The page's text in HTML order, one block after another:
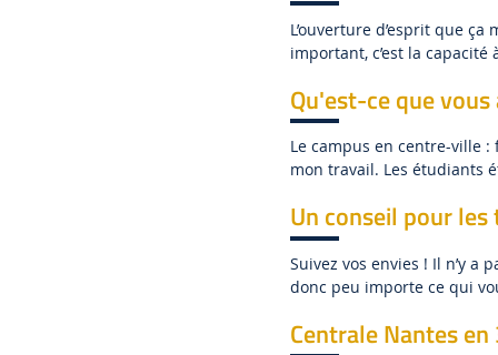
L’ouverture d’esprit que
important, c’est la
Qu'est-ce que
Le campus en centre-ville
mon travail. Les étudiants
Un conseil pour les
Suivez vos envies ! Il n’y a
donc peu importe ce qui
Centrale Nantes